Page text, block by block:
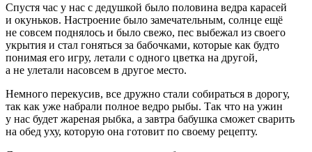
Спустя час у нас с дедушкой было половина ведра карасей
и окуньков. Настроение было замечательным, солнце ещё
не совсем поднялось и было свежо, пес выбежал из своего
укрытия и стал гоняться за бабочками, которые как будто
понимая его игру, летали с одного цветка на другой,
а не улетали насовсем в другое место.
Немного перекусив, все дружно стали собираться в дорогу,
так как уже набрали полное ведро рыбы. Так что на ужин
у нас будет жареная рыбка, а завтра бабушка сможет сварить
на обед уху, которую она готовит по своему рецепту.